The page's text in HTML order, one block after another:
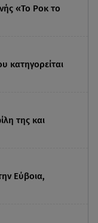
«Το Ροκ το
κατηγορείται
της και
Εύβοια,